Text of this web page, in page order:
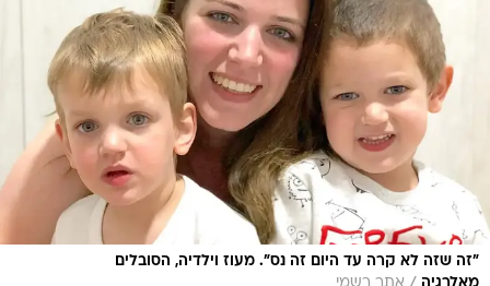
"זה שזה לא קרה עד היום זה נס". מעוז וילדיה, הסובלים